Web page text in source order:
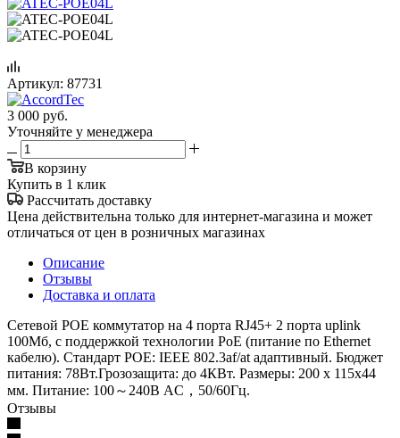
Артикул: 87731
3 000 руб.
Уточняйте у менеджера
В корзину
Купить в 1 клик
Рассчитать доставку
Цена действительна только для интернет-магазина и может
отличаться от цен в розничных магазинах
Описание
Отзывы
Доставка и оплата
Сетевой POE коммутатор на 4 порта RJ45+ 2 порта uplink
100Мб, с поддержкой технологии PoE (питание по Ethernet
кабелю). Стандарт POE: IEEE 802.3af/at адаптивный. Бюджет
питания: 78Вт.Грозозащита: до 4КВт. Размеры: 200 x 115х44
мм. Питание: 100～240В AC，50/60Гц.
Отзывы